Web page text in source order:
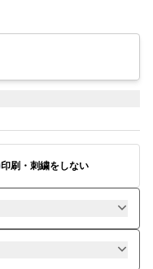
印刷・刺繍をしない